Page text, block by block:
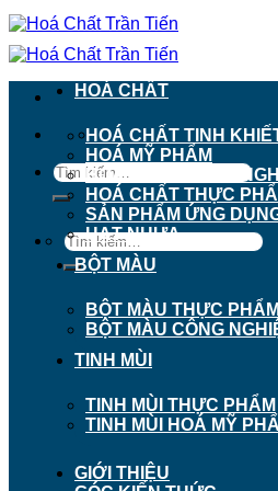
Chuyển
đến
nội
911 - 913 Nguyễn
Tìm
kiếm:
Tìm
kiếm:
HOÁ CHẤT
HOÁ CHẤT TINH
HOÁ MỸ PHẨM
HOÁ CHẤT CÔNG
HOÁ CHẤT THỰC
SẢN PHẨM ỨNG
HẠT NHỰA
BỘT MÀU
BỘT MÀU THỰC PHẨM
BỘT MÀU CÔNG
TINH MÙI
TINH MÙI THỰC PHẨM
TINH MÙI HOÁ MỸ
GIỚI THIỆU